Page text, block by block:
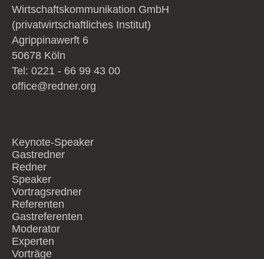
Wirtschaftskommunikation GmbH
(privatwirtschaftliches Institut)
Agrippinawerft 6
50678 Köln
Tel: 0221 - 66 99 43 00
office@redner.org
Keynote-Speaker
Gastredner
Redner
Speaker
Vortragsredner
Referenten
Gastreferenten
Moderator
Experten
Vorträge